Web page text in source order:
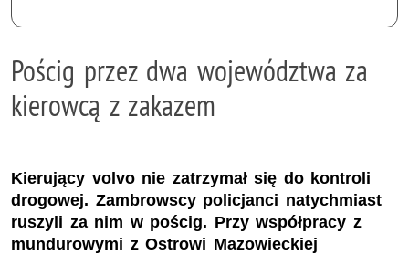
Pościg przez dwa województwa za
kierowcą z zakazem
Kierujący volvo nie zatrzymał się do kontroli
drogowej. Zambrowscy policjanci natychmiast
ruszyli za nim w pościg. Przy współpracy z
mundurowymi z Ostrowi Mazowieckiej